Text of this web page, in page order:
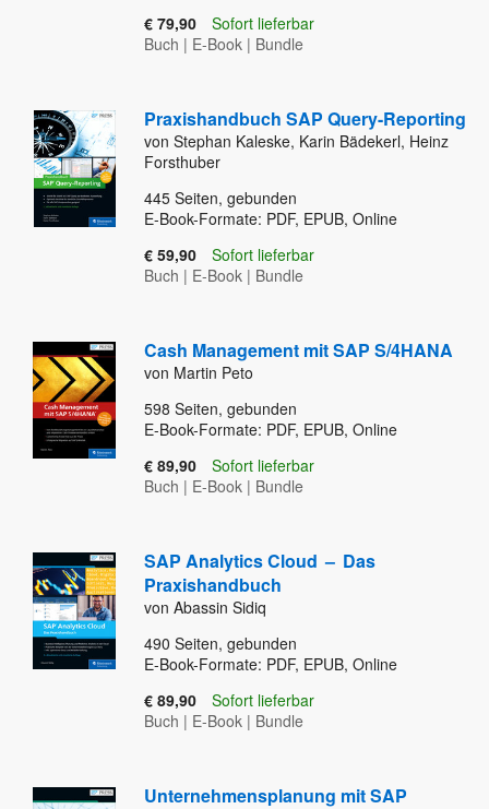
€ 79,90
Sofort lieferbar
Buch | E-Book | Bundle
Praxishandbuch SAP Query-Reporting
von Stephan Kaleske, Karin Bädekerl, Heinz
Forsthuber
445 Seiten, gebunden
E-Book-Formate: PDF, EPUB, Online
€ 59,90
Sofort lieferbar
Buch | E-Book | Bundle
Cash Management mit SAP S/4HANA
von Martin Peto
598 Seiten, gebunden
E-Book-Formate: PDF, EPUB, Online
€ 89,90
Sofort lieferbar
Buch | E-Book | Bundle
SAP Analytics Cloud – Das
Praxishandbuch
von Abassin Sidiq
490 Seiten, gebunden
E-Book-Formate: PDF, EPUB, Online
€ 89,90
Sofort lieferbar
Buch | E-Book | Bundle
Unternehmensplanung mit SAP